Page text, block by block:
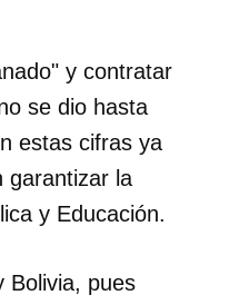
y contratar
se dio hasta
estas cifras ya
garantizar la
y Educación.
Bolivia, pues